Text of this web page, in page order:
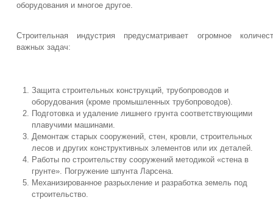
оборудования и многое другое.
Строительная индустрия предусматривает огромное
важных задач:
Защита строительных конструкций, трубопроводов и
оборудования (кроме промышленных трубопроводов).
Подготовка и удаление лишнего грунта соответствующими
плавучими машинами.
Демонтаж старых сооружений, стен, кровли, строительных
лесов и других конструктивных элементов или их деталей.
Работы по строительству сооружений методикой «стена в
грунте». Погружение шпунта Ларсена.
Механизированное разрыхление и разработка земель под
строительство.